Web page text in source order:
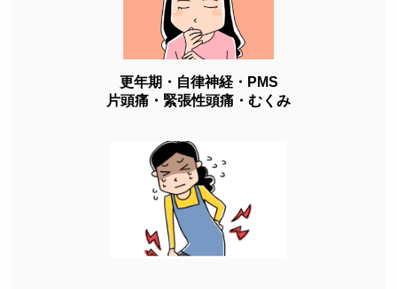
更年期・自律神経・PMS
片頭痛・緊張性頭痛・むくみ